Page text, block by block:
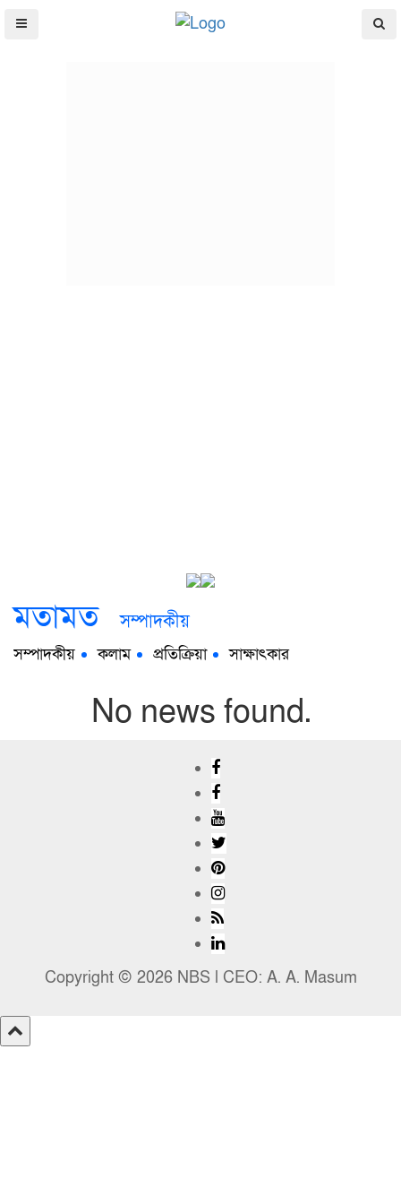
মতামত সম্পাদকীয়
সম্পাদকীয় কলাম প্রতিক্রিয়া সাক্ষাৎকার
No news found.
Copyright © 2026 NBS l CEO: A. A. Masum